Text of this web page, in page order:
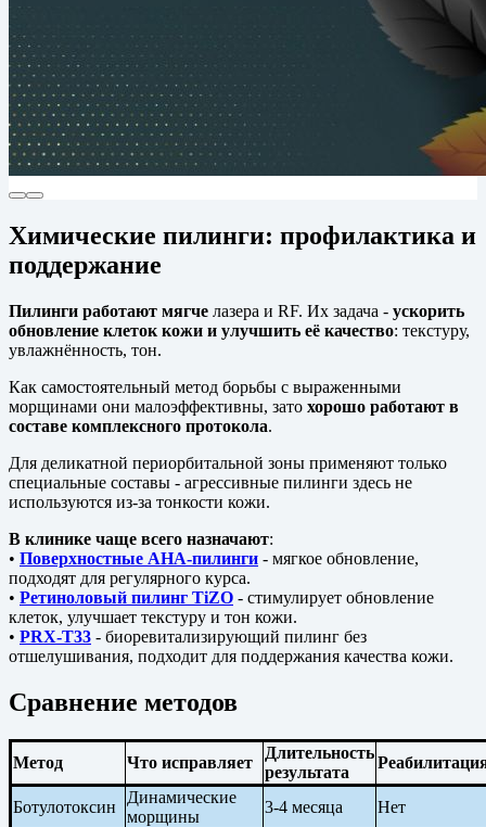
Химические пилинги: профилактика и
поддержание
Пилинги работают мягче лазера и RF. Их задача - ускорить
обновление клеток кожи и улучшить её качество: текстуру,
увлажнённость, тон.
Как самостоятельный метод борьбы с выраженными
морщинами они малоэффективны, зато хорошо работают в
составе комплексного протокола.
Для деликатной периорбитальной зоны применяют только
специальные составы - агрессивные пилинги здесь не
используются из-за тонкости кожи.
В клинике чаще всего назначают:
• Поверхностные AHA-пилинги - мягкое обновление,
подходят для регулярного курса.
• Ретиноловый пилинг TiZO - стимулирует обновление
клеток, улучшает текстуру и тон кожи.
• PRX-T33 - биоревитализирующий пилинг без
отшелушивания, подходит для поддержания качества кожи.
Сравнение методов
Метод Что исправляет
Длительность
результата
Ботулотоксин
Динамические
морщины
3-4 месяца Нет